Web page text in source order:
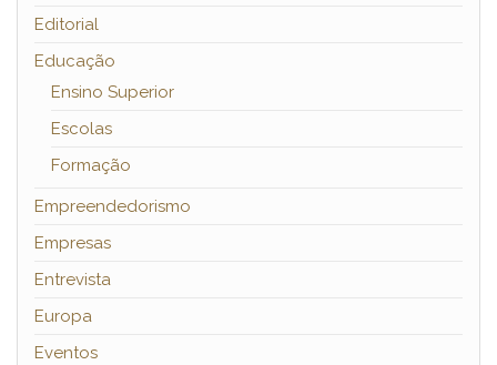
Editorial
Educação
Ensino Superior
Escolas
Formação
Empreendedorismo
Empresas
Entrevista
Europa
Eventos